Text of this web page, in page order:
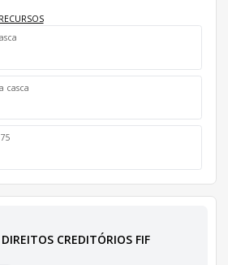
casca
CREDITÓRIOS FIF